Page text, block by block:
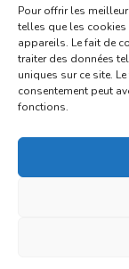
Pour offrir les
telles que les
appareils. Le fait de
traiter des données
uniques sur ce site.
consentement peut
fonctions.
un message